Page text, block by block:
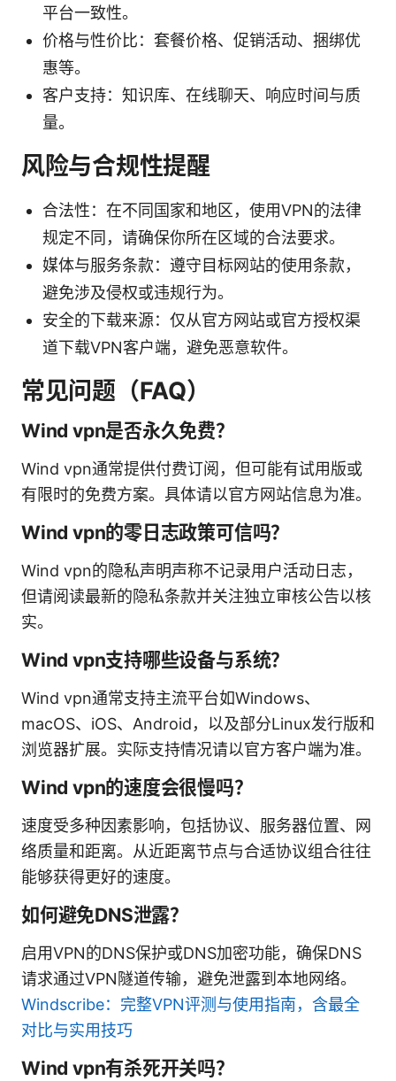
平台一致性。
价格与性价比：套餐价格、促销活动、捆绑优
惠等。
客户支持：知识库、在线聊天、响应时间与质
量。
风险与合规性提醒
合法性：在不同国家和地区，使用VPN的法律
规定不同，请确保你所在区域的合法要求。
媒体与服务条款：遵守目标网站的使用条款，
避免涉及侵权或违规行为。
安全的下载来源：仅从官方网站或官方授权渠
道下载VPN客户端，避免恶意软件。
常见问题（FAQ）
Wind vpn是否永久免费？
Wind vpn通常提供付费订阅，但可能有试用版或
有限时的免费方案。具体请以官方网站信息为准。
Wind vpn的零日志政策可信吗？
Wind vpn的隐私声明声称不记录用户活动日志，
但请阅读最新的隐私条款并关注独立审核公告以核
实。
Wind vpn支持哪些设备与系统？
Wind vpn通常支持主流平台如Windows、
macOS、iOS、Android，以及部分Linux发行版和
浏览器扩展。实际支持情况请以官方客户端为准。
Wind vpn的速度会很慢吗？
速度受多种因素影响，包括协议、服务器位置、网
络质量和距离。从近距离节点与合适协议组合往往
能够获得更好的速度。
如何避免DNS泄露？
启用VPN的DNS保护或DNS加密功能，确保DNS
请求通过VPN隧道传输，避免泄露到本地网络。
Windscribe：完整VPN评测与使用指南，含最全
对比与实用技巧
Wind vpn有杀死开关吗？